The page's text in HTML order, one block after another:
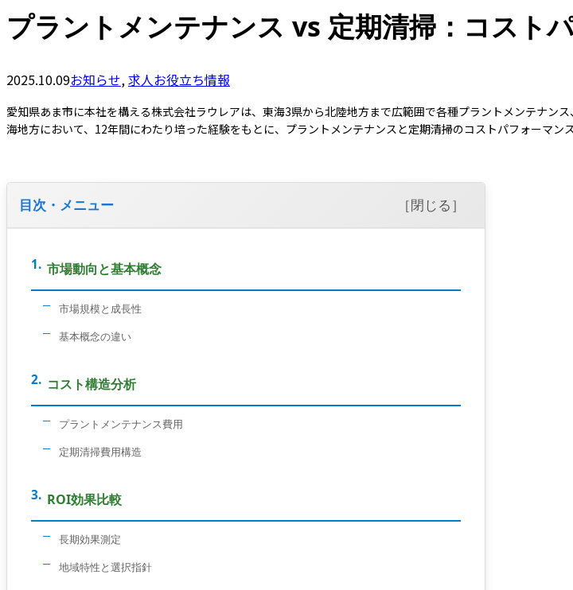
プラントメンテナンス vs 定期清掃：コスト
2025.10.09お知らせ,求人お役立ち情報
愛知県あま市に本社を構える株式会社ラウレアは、東海3県から北陸地方まで広範囲で各種プラントメンテナ
海地方において、12年間にわたり培った経験をもとに、プラントメンテナンスと定期清掃のコストパフォーマン
目次・メニュー
市場動向と基本概念
市場規模と成長性
基本概念の違い
コスト構造分析
プラントメンテナンス費用
定期清掃費用構造
ROI効果比較
長期効果測定
地域特性と選択指針